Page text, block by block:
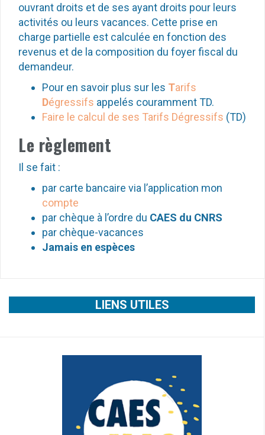
ouvrant droits et de ses ayant droits pour leurs
activités ou leurs vacances. Cette prise en
charge partielle est calculée en fonction des
revenus et de la composition du foyer fiscal du
demandeur.
Pour en savoir plus sur les Tarifs
Dégressifs appelés couramment TD.
Faire le calcul de ses Tarifs Dégressifs (TD)
Le règlement
Il se fait :
par carte bancaire via l’application mon
compte
par chèque à l’ordre du CAES du CNRS
par chèque-vacances
Jamais en espèces
LIENS UTILES